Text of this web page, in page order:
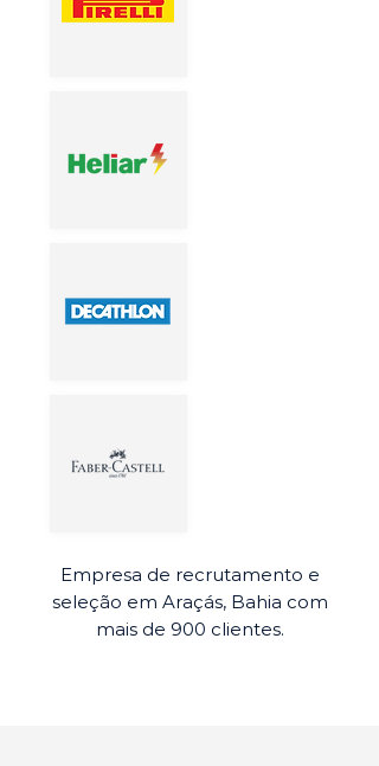
Empresa de recrutamento e
seleção em Araçás, Bahia com
mais de 900 clientes.